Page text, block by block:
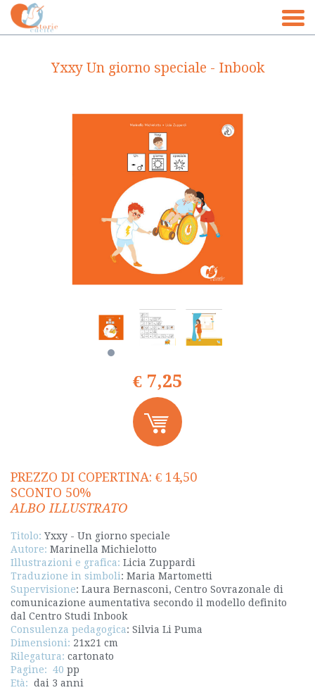
La casa editrice
Store
Blog&News
Dicono di noi
Contatti
Yxxy Un giorno speciale - Inbook
€ 7,25
PREZZO DI COPERTINA: € 14,50
SCONTO 50%
ALBO ILLUSTRATO
Titolo: Yxxy - Un giorno speciale
Autore: Marinella Michielotto
Illustrazioni e grafica: Licia Zuppardi
Traduzione in simboli: Maria Martometti
Supervisione: Laura Bernasconi, Centro Sovrazonale di
comunicazione aumentativa secondo il modello definito
dal Centro Studi Inbook
Consulenza pedagogica: Silvia Li Puma
Dimensioni: 21x21 cm
Rilegatura: cartonato
Pagine: 40 pp
Età: dai 3 anni